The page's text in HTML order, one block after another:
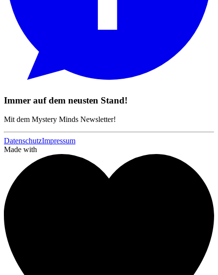
Immer auf dem neusten Stand!
Mit dem Mystery Minds Newsletter!
DatenschutzImpressum
Made with